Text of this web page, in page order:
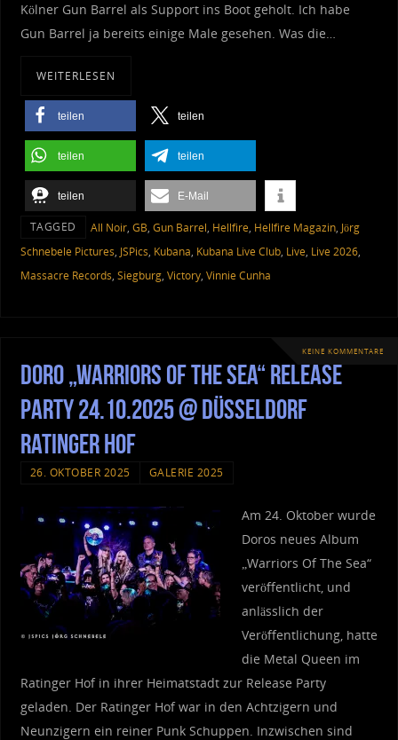
Kölner Gun Barrel als Support ins Boot geholt. Ich habe
Gun Barrel ja bereits einige Male gesehen. Was die…
WEITERLESEN
teilen teilen
teilen teilen
teilen E-Mail
TAGGED All Noir, GB, Gun Barrel, Hellfire, Hellfire Magazin, Jörg
Schnebele Pictures, JSPics, Kubana, Kubana Live Club, Live, Live 2026,
Massacre Records, Siegburg, Victory, Vinnie Cunha
KEINE KOMMENTARE
Doro „Warriors Of The Sea“ Release
Party 24.10.2025 @ Düsseldorf
Ratinger Hof
26. OKTOBER 2025 GALERIE 2025
Am 24. Oktober wurde
Doros neues Album
„Warriors Of The Sea“
veröffentlicht, und
anlässlich der
Veröffentlichung, hatte
die Metal Queen im
Ratinger Hof in ihrer Heimatstadt zur Release Party
geladen. Der Ratinger Hof war in den Achtzigern und
Neunzigern ein reiner Punk Schuppen. Inzwischen sind